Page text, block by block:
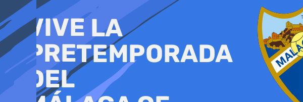
al
contenido